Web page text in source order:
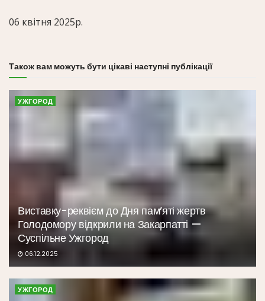
06 квітня 2025р.
Також вам можуть бути цікаві наступні публікації
УЖГОРОД
Виставку-реквієм до Дня пам’яті жертв
Голодомору відкрили на Закарпатті —
Суспільне Ужгород
06.12.2025
УЖГОРОД